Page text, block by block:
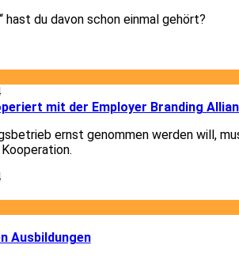
hast du davon schon einmal gehört?
mit der Employer Branding
ernst genommen werden will,
Ausbildungen